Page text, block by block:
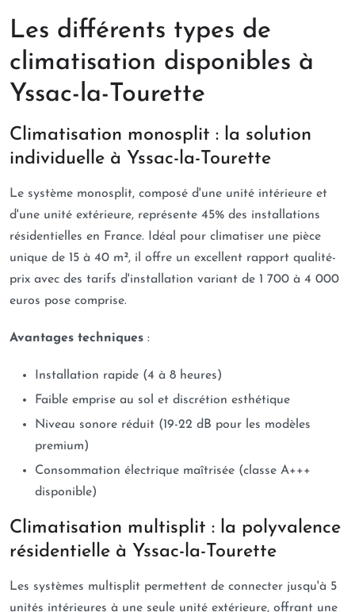
Les différents types de
climatisation disponibles à
Yssac-la-Tourette
Climatisation monosplit : la solution
individuelle à Yssac-la-Tourette
Le système monosplit, composé d'une unité intérieure et
d'une unité extérieure, représente 45% des installations
résidentielles en France. Idéal pour climatiser une pièce
unique de 15 à 40 m², il offre un excellent rapport qualité-
prix avec des tarifs d'installation variant de 1 700 à 4 000
euros pose comprise.
Avantages techniques :
Installation rapide (4 à 8 heures)
Faible emprise au sol et discrétion esthétique
Niveau sonore réduit (19-22 dB pour les modèles
premium)
Consommation électrique maîtrisée (classe A+++
disponible)
Climatisation multisplit : la polyvalence
résidentielle à Yssac-la-Tourette
Les systèmes multisplit permettent de connecter jusqu'à 5
unités intérieures à une seule unité extérieure, offrant une